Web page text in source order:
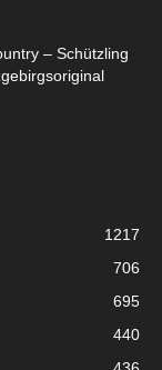
– Schützling
1217
706
695
440